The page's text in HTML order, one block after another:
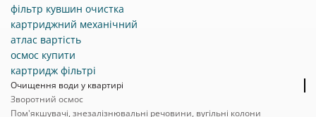
фільтр кувшин очистка
картриджний механічний
атлас вартість
осмос купити
картридж фільтрі
Очищення води у квартирі
Зворотний осмос
Пом'якшувачі, знезалізнювальні речовини, вугільні колони